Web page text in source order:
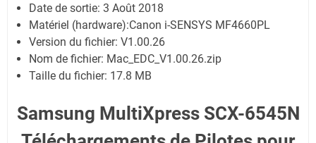
Date de sortie: 3 Août 2018
Matériel (hardware):Canon i-SENSYS MF4660PL
Version du fichier: V1.00.26
Nom de fichier: Mac_EDC_V1.00.26.zip
Taille du fichier: 17.8 MB
Samsung MultiXpress SCX-6545N